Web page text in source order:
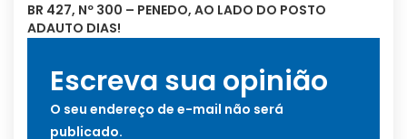
BR 427, Nº 300 – PENEDO, AO LADO DO POSTO
ADAUTO DIAS!
Escreva sua opinião
O seu endereço de e-mail não será
publicado.